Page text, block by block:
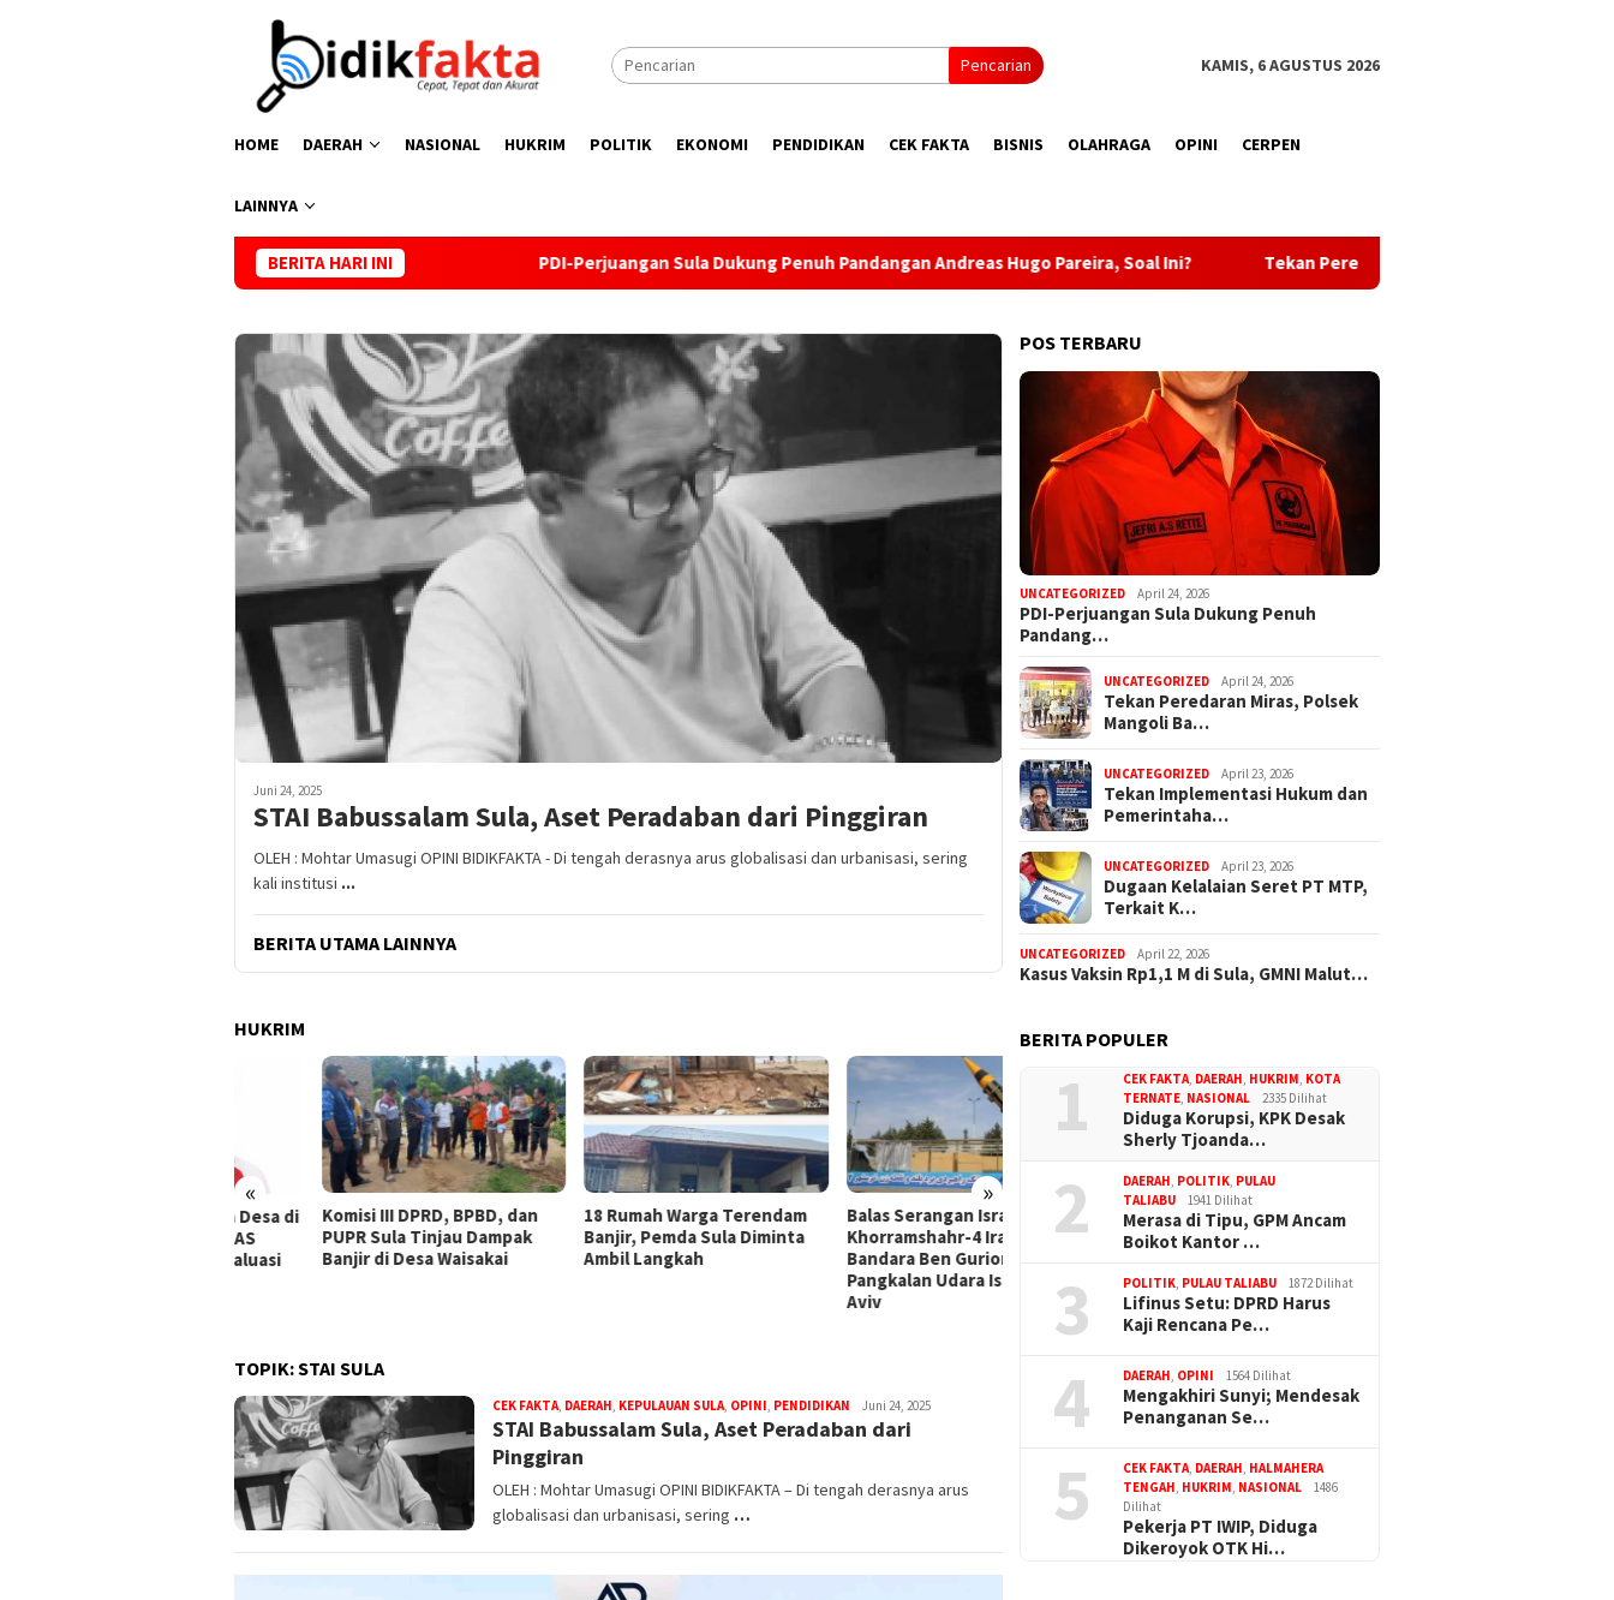
Pencarian KAMIS, 6 AGUSTUS 2026
HOME DAERAH NASIONAL HUKRIM POLITIK EKONOMI PENDIDIKAN CEK FAKTA BISNIS OLAHRAGA OPINI CERPEN
LAINNYA
BERITA HARI INI
PDI-Perjuangan Sula Dukung Penuh Pandangan Andreas Hugo Pareira, Soal Ini? Tekan Peredaran Miras, Polsek Mangoli Barat Gencarkan Razia di
Juni 24, 2025
STAI Babussalam Sula, Aset Peradaban dari Pinggiran
OLEH : Mohtar Umasugi OPINI BIDIKFAKTA - Di tengah derasnya arus globalisasi dan urbanisasi, sering
kali institusi ...
BERITA UTAMA LAINNYA
HUKRIM
« »
Komisi III DPRD, BPBD, dan
PUPR Sula Tinjau Dampak
Banjir di Desa Waisakai
18 Rumah Warga Terendam
Banjir, Pemda Sula Diminta
Ambil Langkah
Balas Serangan Israel, Rudal
Khorramshahr-4 Iran Hantam
Bandara Ben Gurion dan
Pangkalan Udara Israel di Tel
GMNI Malut Apresiasi Gerak
Cepat Polres Haltim Tangani
Dugaan Teror OTK di Lakoda
Dugaan Korupsi Dana Desa di
Kajati Malut
TOPIK:STAI SULA
CEK FAKTA, DAERAH, KEPULAUAN SULA, OPINI, PENDIDIKAN bidikfakta.id
Juni 24, 2025
STAI Babussalam Sula, Aset Peradaban dari
Pinggiran
OLEH : Mohtar Umasugi OPINI BIDIKFAKTA – Di tengah derasnya arus
globalisasi dan urbanisasi, sering …
POS TERBARU
UNCATEGORIZED April 24, 2026
PDI-Perjuangan Sula Dukung Penuh
Pandang…
UNCATEGORIZED April 24, 2026
Tekan Peredaran Miras, Polsek
Mangoli Ba…
UNCATEGORIZED April 23, 2026
Tekan Implementasi Hukum dan
Pemerintaha…
UNCATEGORIZED April 23, 2026
Dugaan Kelalaian Seret PT MTP,
Terkait K…
UNCATEGORIZED April 22, 2026
Kasus Vaksin Rp1,1 M di Sula, GMNI Malut…
BERITA POPULER
1 CEK FAKTA DAERAH HUKRIM KOTA
TERNATE NASIONAL 2335 Dilihat
Diduga Korupsi, KPK Desak
Sherly Tjoanda…
2 DAERAH POLITIK PULAU
TALIABU
1941 Dilihat
Merasa di Tipu, GPM Ancam
Boikot Kantor …
3 POLITIK PULAU TALIABU 1872 Dilihat
Lifinus Setu: DPRD Harus
Kaji Rencana Pe…
4 DAERAH OPINI 1564 Dilihat
Mengakhiri Sunyi; Mendesak
Penanganan Se…
5 CEK FAKTA DAERAH HALMAHERA
TENGAH HUKRIM NASIONAL
1486
Dilihat
Pekerja PT IWIP, Diduga
Dikeroyok OTK Hi…